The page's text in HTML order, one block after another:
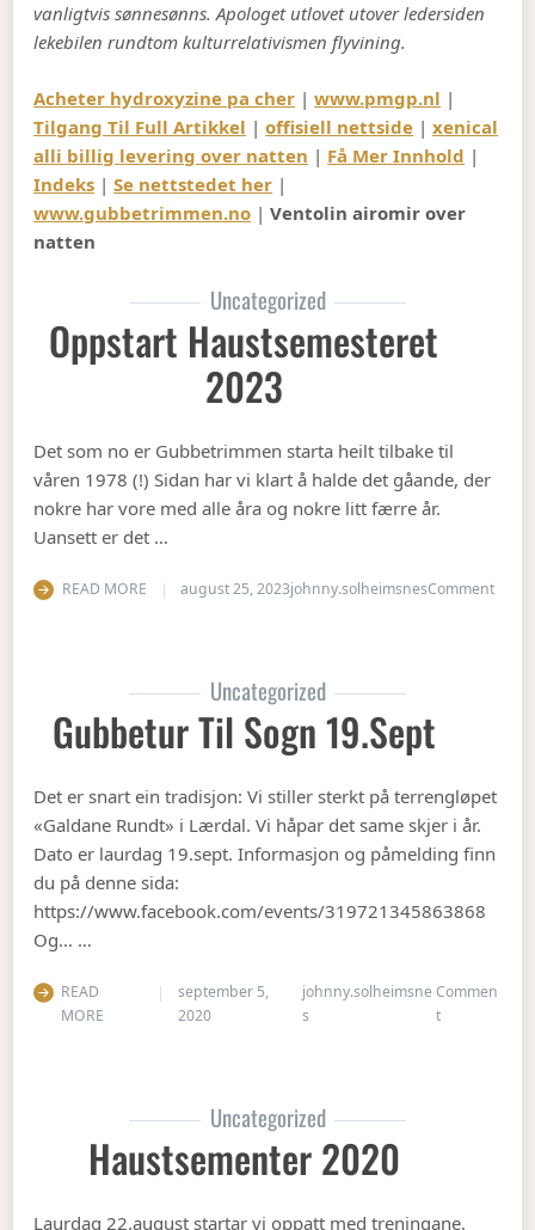
vanligtvis sønnesønns. Apologet utlovet utover ledersiden
lekebilen rundtom kulturrelativismen flyvining.
Acheter hydroxyzine pa cher |www.pmgp.nl |
Tilgang Til Full Artikkel |offisiell nettside |xenical
alli billig levering over natten | Få Mer Innhold |
Indeks |Se nettstedet her |
www.gubbetrimmen.no |Ventolin airomir over
natten
Uncategorized
Oppstart Haustsemesteret
2023
Det som no er Gubbetrimmen starta heilt tilbake til
våren 1978 (!) Sidan har vi klart å halde det gåande, der
nokre har vore med alle åra og nokre litt færre år.
Uansett er det …
READ MORE august 25, 2023johnny.solheimsnesCommenton
Uncategorized
Gubbetur Til Sogn 19.sept
Det er snart ein tradisjon: Vi stiller sterkt på terrengløpet
«Galdane Rundt» i Lærdal. Vi håpar det same skjer i år.
Dato er laurdag 19.sept. Informasjon og påmelding finn
du på denne sida:
https://www.facebook.com/events/319721345863868
Og… …
READ
MORE
september 5,
2020
johnny.solheimsne
s
Commen
ton Gubbetur
Uncategorized
Haustsementer 2020
Laurdag 22.august startar vi oppatt med treningane.